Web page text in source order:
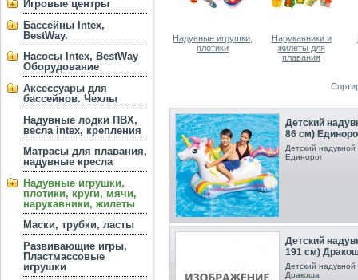
Игровые центры
Бассейны Intex,
BestWay.
Насосы Intex, BestWay
Оборудование
Аксессуары для
бассейнов. Чехлы
Надувные лодки ПВХ,
весла intex, крепления
Матрасы для плавания,
надувные кресла
Надувные игрушки,
плотики, круги, мячи,
нарукавники, жилеты
Маски, трубки, ласты
Развивающие игры,
Пластмассовые
игрушки
Надувные игрушки,
плотики
Нарукавники и
жилеты для
плавания
Детский
86 см)
Детский
Единорог
Детский
191 см)
Детский
Дракоша